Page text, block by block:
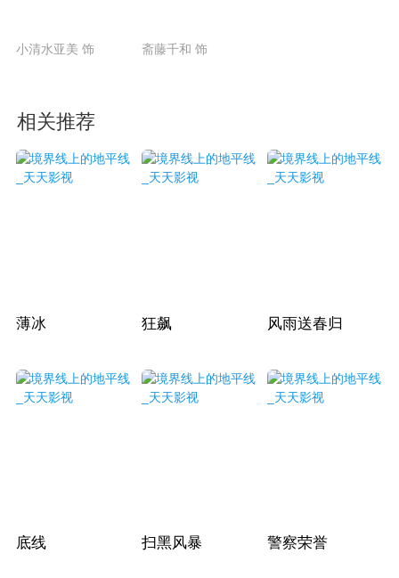
小清水亚美 饰 斋藤千和 饰
相关推荐
薄冰 狂飙 风雨送春归
底线 扫黑风暴 警察荣誉